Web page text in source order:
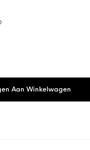
Aan Winkelwagen